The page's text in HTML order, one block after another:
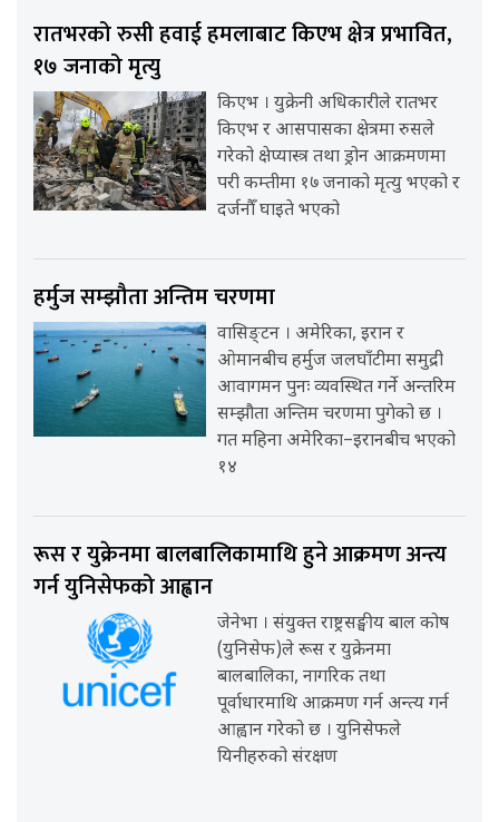
रातभरको रुसी हवाई हमलाबाट किएभ क्षेत्र प्रभावित,
१७ जनाको मृत्यु
किएभ । युक्रेनी अधिकारीले रातभर
किएभ र आसपासका क्षेत्रमा रुसले
गरेको क्षेप्यास्त्र तथा ड्रोन आक्रमणमा
परी कम्तीमा १७ जनाको मृत्यु भएको र
दर्जनौँ घाइते भएको
हर्मुज सम्झौता अन्तिम चरणमा
वासिङ्टन । अमेरिका, इरान र
ओमानबीच हर्मुज जलघाँटीमा समुद्री
आवागमन पुनः व्यवस्थित गर्ने अन्तरिम
सम्झौता अन्तिम चरणमा पुगेको छ ।
गत महिना अमेरिका–इरानबीच भएको
१४
रूस र युक्रेनमा बालबालिकामाथि हुने आक्रमण अन्त्य
गर्न युनिसेफको आह्वान
जेनेभा । संयुक्त राष्ट्रसङ्घीय बाल कोष
(युनिसेफ)ले रूस र युक्रेनमा
बालबालिका, नागरिक तथा
पूर्वाधारमाथि आक्रमण गर्न अन्त्य गर्न
आह्वान गरेको छ । युनिसेफले
यिनीहरुको संरक्षण